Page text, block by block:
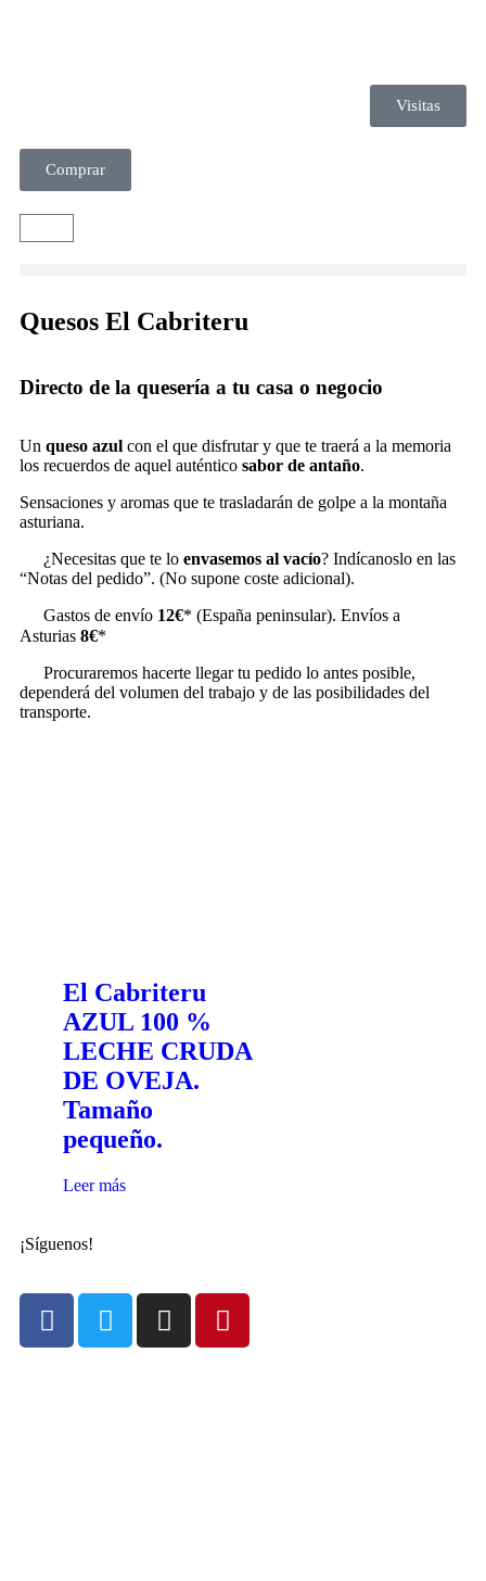
Visitas
Comprar
Quesos El Cabriteru
Directo de la quesería a tu casa o negocio
Un queso azul con el que disfrutar y que te traerá a la memoria
los recuerdos de aquel auténtico sabor de antaño.
Sensaciones y aromas que te trasladarán de golpe a la montaña
asturiana.
¿Necesitas que te loenvasemos al vacío? Indícanoslo en las
“Notas del pedido”. (No supone coste adicional).
Gastos de envío 12€* (España peninsular). Envíos a
Asturias 8€*
Procuraremos hacerte llegar tu pedido lo antes posible,
dependerá del volumen del trabajo y de las posibilidades del
transporte.
El Cabriteru
AZUL 100 %
LECHE CRUDA
DE OVEJA.
Tamaño
pequeño.
Leer más
¡Síguenos!